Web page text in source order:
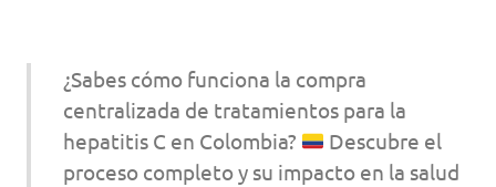
¿Sabes cómo funciona la compra
centralizada de tratamientos para la
hepatitis C en Colombia?
Descubre el
proceso completo y su impacto en la salud